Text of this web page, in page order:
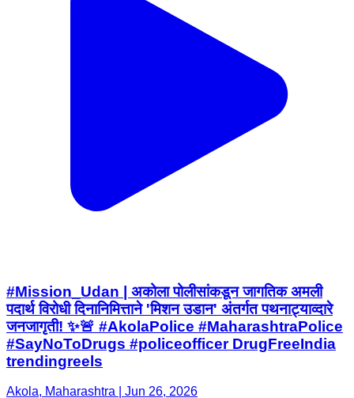
#Mission_Udan | अकोला पोलीसांकडून जागतिक अमली
पदार्थ विरोधी दिनानिमित्ताने 'मिशन उडान' अंतर्गत पथनाट्याव्दारे
जनजागृती! ✨🚨 #AkolaPolice #MaharashtraPolice
#SayNoToDrugs #policeofficer DrugFreeIndia
trendingreels
Akola, Maharashtra | Jun 26, 2026